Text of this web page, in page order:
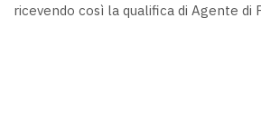
ricevendo così la qualifica di Agente di